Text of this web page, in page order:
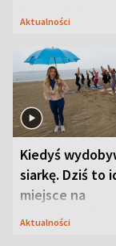
Przyrodnicy
Aktualności
Kiedyś
siarkę. Dziś to
miejsce na
wypoczynek
Aktualności